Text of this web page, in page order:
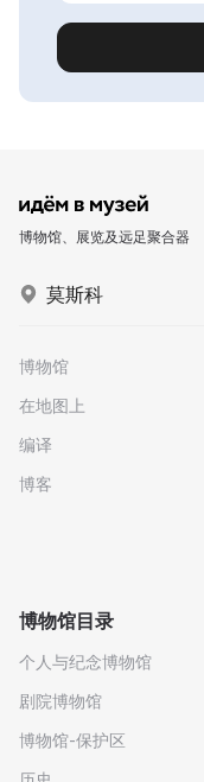
博物馆、展览及远足聚合器
莫斯科
博物馆
在地图上
编译
博客
博物馆目录
个人与纪念博物馆
剧院博物馆
博物馆-保护区